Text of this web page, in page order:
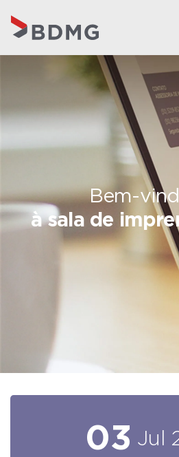
Bem-
à sala de
03 Jul